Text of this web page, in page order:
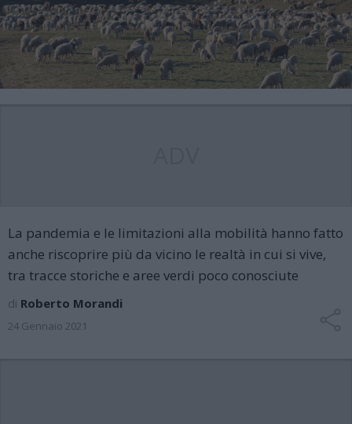
La pandemia e le limitazioni alla mobilità hanno fatto
anche riscoprire più da vicino le realtà in cui si vive,
tra tracce storiche e aree verdi poco conosciute
di Roberto Morandi
24 Gennaio 2021